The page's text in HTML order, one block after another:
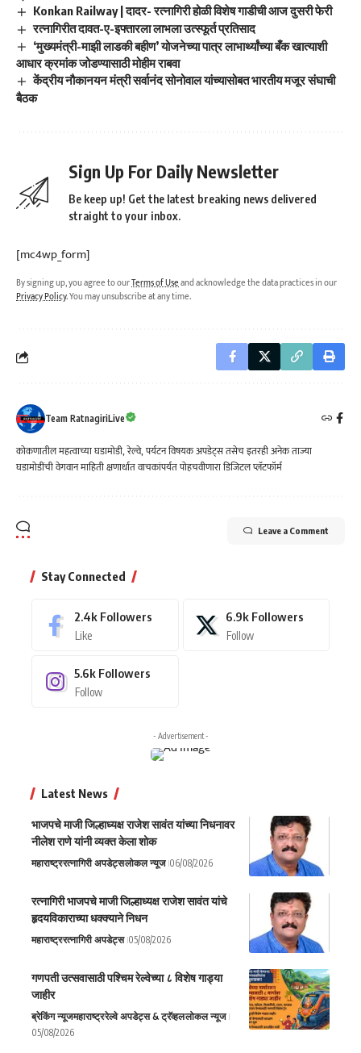
Konkan Railway | दादर- रत्नागिरी होळी विशेष गाडीची आज दुसरी फेरी
रत्नागिरीत दावत-ए-इफ्तारला लाभला उत्स्फूर्त प्रतिसाद
‘मुख्यमंत्री-माझी लाडकी बहीण’ योजनेच्या पात्र लाभार्थ्यांच्या बँक खात्याशी
आधार क्रमांक जोडण्यासाठी मोहीम राबवा
केंद्रीय नौकानयन मंत्री सर्वानंद सोनोवाल यांच्यासोबत भारतीय मजूर संघाची
बैठक
Sign Up For Daily Newsletter
Be keep up! Get the latest breaking news delivered
straight to your inbox.
[mc4wp_form]
By signing up, you agree to ourTerms of Useand acknowledge the data practices in our
Privacy Policy. You may unsubscribe at any time.
Team RatnagiriLive
कोकणातील महत्वाच्या घडामोडी, रेल्वे, पर्यटन विषयक अपडेट्स तसेच इतरही अनेक ताज्या
घडामोडींची वेगवान माहिती क्षणार्धात वाचकांपर्यत पोहचवीणारा डिजिटल प्लॅटफॉर्म
Leave a Comment
Stay Connected
2.4k Followers
Like
6.9k Followers
Follow
5.6k Followers
Follow
- Advertisement -
Latest News
भाजपचे माजी जिल्हाध्यक्ष राजेश सावंत यांच्या निधनावर
नीलेश राणे यांनी व्यक्त केला शोक
महाराष्ट्ररत्नागिरी अपडेट्सलोकल न्यूज 06/08/2026
रत्नागिरी भाजपचे माजी जिल्हाध्यक्ष राजेश सावंत यांचे
हृदयविकाराच्या धक्क्याने निधन
महाराष्ट्ररत्नागिरी अपडेट्स 05/08/2026
गणपती उत्सवासाठी पश्चिम रेल्वेच्या ८ विशेष गाड्या
जाहीर
ब्रेकिंग न्यूजमहाराष्ट्ररेल्वे अपडेट्स & ट्रॅव्हललोकल न्यूज
05/08/2026